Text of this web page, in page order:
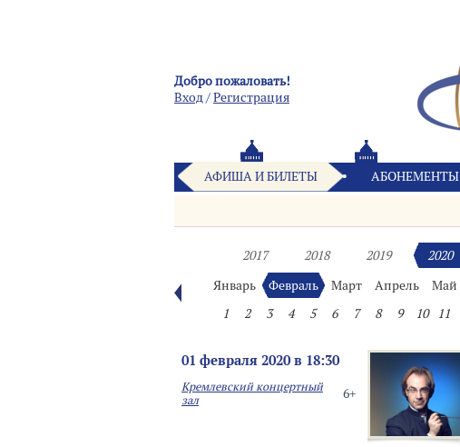
Добро пожаловать!
Вход/Pегистрация
АФИША И БИЛЕТЫ АБОНЕМЕНТЫ
2017 2018 2019 2020
Январь
Февраль Март Апрель Май
1
2 3 4 5 6 7 8 9 10 11
01 февраля 2020 в 18:30
6+
Кремлевский концертный
зал